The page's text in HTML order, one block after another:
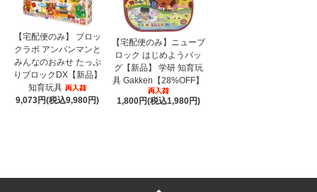
【宅配便のみ】 ブロッ
クラボ アンパンマンと
みんなのおみせ たっぷ
りブロックDX【新品】
知育玩具
9,073円(税込9,980円)
【宅配便のみ】ニューブ
ロック はじめようバッ
グ【新品】 学研 知育玩
具 Gakken【28%OFF】
1,800円(税込1,980円)